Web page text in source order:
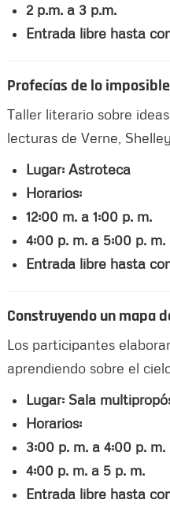
2 p.m. a 3 p.m.
Entrada libre hasta
Profecías de lo imposible
Taller literario sobre
lecturas de Verne,
Lugar: Astroteca
Horarios:
12:00 m. a 1:00 p. m.
4:00 p. m. a 5:00 p. m.
Entrada libre hasta
Construyendo un mapa
Los participantes
aprendiendo sobre el
Lugar: Sala
Horarios:
3:00 p. m. a 4:00 p. m.
4:00 p. m. a 5 p. m.
Entrada libre hasta